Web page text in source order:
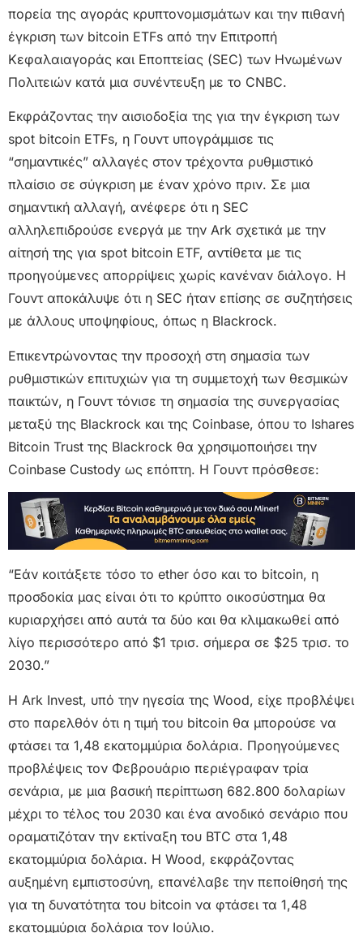
πορεία της αγοράς κρυπτονομισμάτων και την πιθανή
έγκριση των bitcoin ETFs από την Επιτροπή
Κεφαλαιαγοράς και Εποπτείας (SEC) των Ηνωμένων
Πολιτειών κατά μια συνέντευξη με το CNBC.
Εκφράζοντας την αισιοδοξία της για την έγκριση των
spot bitcoin ETFs, η Γουντ υπογράμμισε τις
“σημαντικές” αλλαγές στον τρέχοντα ρυθμιστικό
πλαίσιο σε σύγκριση με έναν χρόνο πριν. Σε μια
σημαντική αλλαγή, ανέφερε ότι η SEC
αλληλεπιδρούσε ενεργά με την Ark σχετικά με την
αίτησή της για spot bitcoin ETF, αντίθετα με τις
προηγούμενες απορρίψεις χωρίς κανέναν διάλογο. Η
Γουντ αποκάλυψε ότι η SEC ήταν επίσης σε συζητήσεις
με άλλους υποψηφίους, όπως η Blackrock.
Επικεντρώνοντας την προσοχή στη σημασία των
ρυθμιστικών επιτυχιών για τη συμμετοχή των θεσμικών
παικτών, η Γουντ τόνισε τη σημασία της συνεργασίας
μεταξύ της Blackrock και της Coinbase, όπου το Ishares
Bitcoin Trust της Blackrock θα χρησιμοποιήσει την
Coinbase Custody ως επόπτη. Η Γουντ πρόσθεσε:
“Εάν κοιτάξετε τόσο το ether όσο και το bitcoin, η
προσδοκία μας είναι ότι το κρύπτο οικοσύστημα θα
κυριαρχήσει από αυτά τα δύο και θα κλιμακωθεί από
λίγο περισσότερο από $1 τρισ. σήμερα σε $25 τρισ. το
2030.”
Η Ark Invest, υπό την ηγεσία της Wood, είχε προβλέψει
στο παρελθόν ότι η τιμή του bitcoin θα μπορούσε να
φτάσει τα 1,48 εκατομμύρια δολάρια. Προηγούμενες
προβλέψεις τον Φεβρουάριο περιέγραφαν τρία
σενάρια, με μια βασική περίπτωση 682.800 δολαρίων
μέχρι το τέλος του 2030 και ένα ανοδικό σενάριο που
οραματιζόταν την εκτίναξη του BTC στα 1,48
εκατομμύρια δολάρια. Η Wood, εκφράζοντας
αυξημένη εμπιστοσύνη, επανέλαβε την πεποίθησή της
για τη δυνατότητα του bitcoin να φτάσει τα 1,48
εκατομμύρια δολάρια τον Ιούλιο.